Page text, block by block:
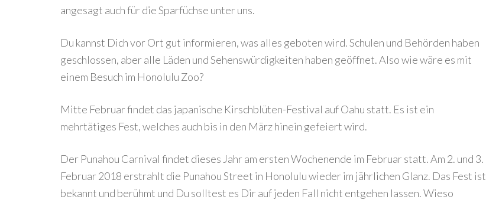
angesagt auch für die Sparfüchse unter uns.
Du kannst Dich vor Ort gut informieren, was alles geboten wird. Schulen und Behörden haben
geschlossen, aber alle Läden und Sehenswürdigkeiten haben geöffnet. Also wie wäre es mit
einem Besuch im Honolulu Zoo?
Mitte Februar findet das japanische Kirschblüten-Festival auf Oahu statt. Es ist ein
mehrtätiges Fest, welches auch bis in den März hinein gefeiert wird.
Der Punahou Carnival findet dieses Jahr am ersten Wochenende im Februar statt. Am 2. und 3.
Februar 2018 erstrahlt die Punahou Street in Honolulu wieder im jährlichen Glanz. Das Fest ist
bekannt und berühmt und Du solltest es Dir auf jeden Fall nicht entgehen lassen. Wieso